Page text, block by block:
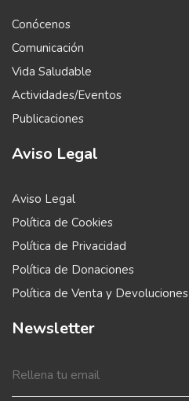
Conócenos
Comunicación
Vida Saludable
Actividades/Eventos
Publicaciones
Aviso Legal
Aviso Legal
Política de Cookies
Política de Privacidad
Política de Donaciones
Política de Venta y Devoluciones
Newsletter